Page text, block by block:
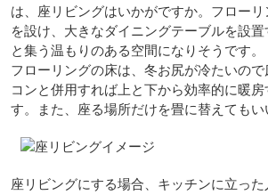
は、座リビングはいかがですか。フロー
を設け、大きなダイニングテーブルを設
と集う温もりのある空間になりそうです。
フローリングの床は、冬お尻が冷たいの
コンと併用すれば上と下から効率的に暖房
す。また、座る場所だけを畳に替えてもい
座リビングにする場合、キッチンに立っ